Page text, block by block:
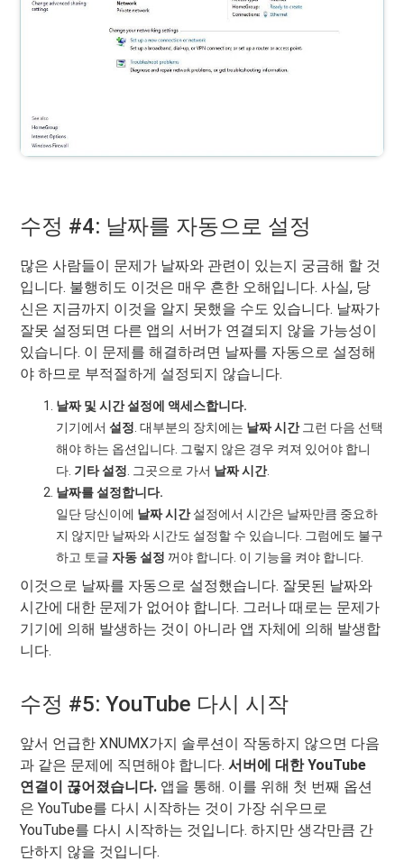
수정 #4: 날짜를 자동으로 설정
많은 사람들이 문제가 날짜와 관련이 있는지 궁금해 할 것
입니다. 불행히도 이것은 매우 흔한 오해입니다. 사실, 당
신은 지금까지 이것을 알지 못했을 수도 있습니다. 날짜가
잘못 설정되면 다른 앱의 서버가 연결되지 않을 가능성이
있습니다. 이 문제를 해결하려면 날짜를 자동으로 설정해
야 하므로 부적절하게 설정되지 않습니다.
날짜 및 시간 설정에 액세스합니다.
기기에서설정 . 대부분의 장치에는 날짜 시간그런 다음 선택
해야 하는 옵션입니다. 그렇지 않은 경우 켜져 있어야 합니
다. 기타 설정 . 그곳으로 가서 날짜 시간.
날짜를 설정합니다.
일단 당신이에 날짜 시간설정에서 시간은 날짜만큼 중요하
지 않지만 날짜와 시간도 설정할 수 있습니다. 그럼에도 불구
하고 토글자동 설정 꺼야 합니다. 이 기능을 켜야 합니다.
이것으로 날짜를 자동으로 설정했습니다. 잘못된 날짜와
시간에 대한 문제가 없어야 합니다. 그러나 때로는 문제가
기기에 의해 발생하는 것이 아니라 앱 자체에 의해 발생합
니다.
수정 #5: YouTube 다시 시작
앞서 언급한 XNUMX가지 솔루션이 작동하지 않으면 다음
과 같은 문제에 직면해야 합니다.서버에 대한 YouTube
연결이 끊어졌습니다. 앱을 통해. 이를 위해 첫 번째 옵션
은 YouTube를 다시 시작하는 것이 가장 쉬우므로
YouTube를 다시 시작하는 것입니다. 하지만 생각만큼 간
단하지 않을 것입니다.